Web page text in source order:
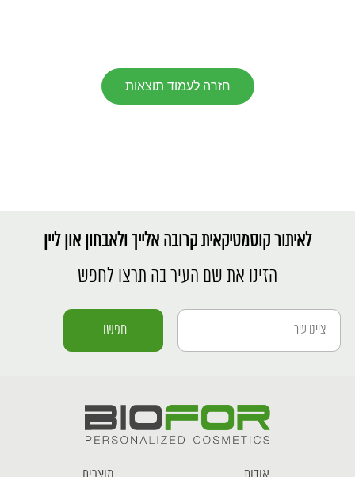
חזרה לעמוד תוצאות
לאיתור קוסמטיקאית קרובה אלייך ולאבחון און ליין
הזינו את שם העיר בה תרצו לחפש